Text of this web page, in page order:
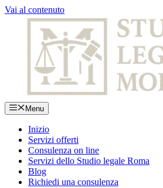
Vai al contenuto
Menu
Inizio
Servizi offerti
Consulenza on line
Servizi dello Studio legale Roma
Blog
Richiedi una consulenza